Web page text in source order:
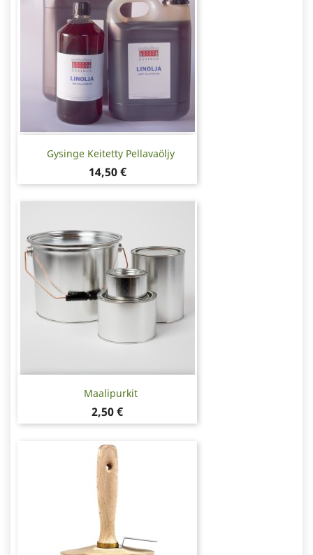
Gysinge Keitetty Pellavaöljy
Hinta
14,50 €
Maalipurkit
Hinta
2,50 €